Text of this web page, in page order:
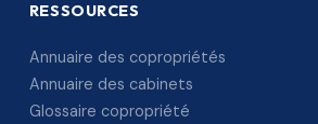
RESSOURCES
Annuaire des copropriétés
Annuaire des cabinets
Glossaire copropriété